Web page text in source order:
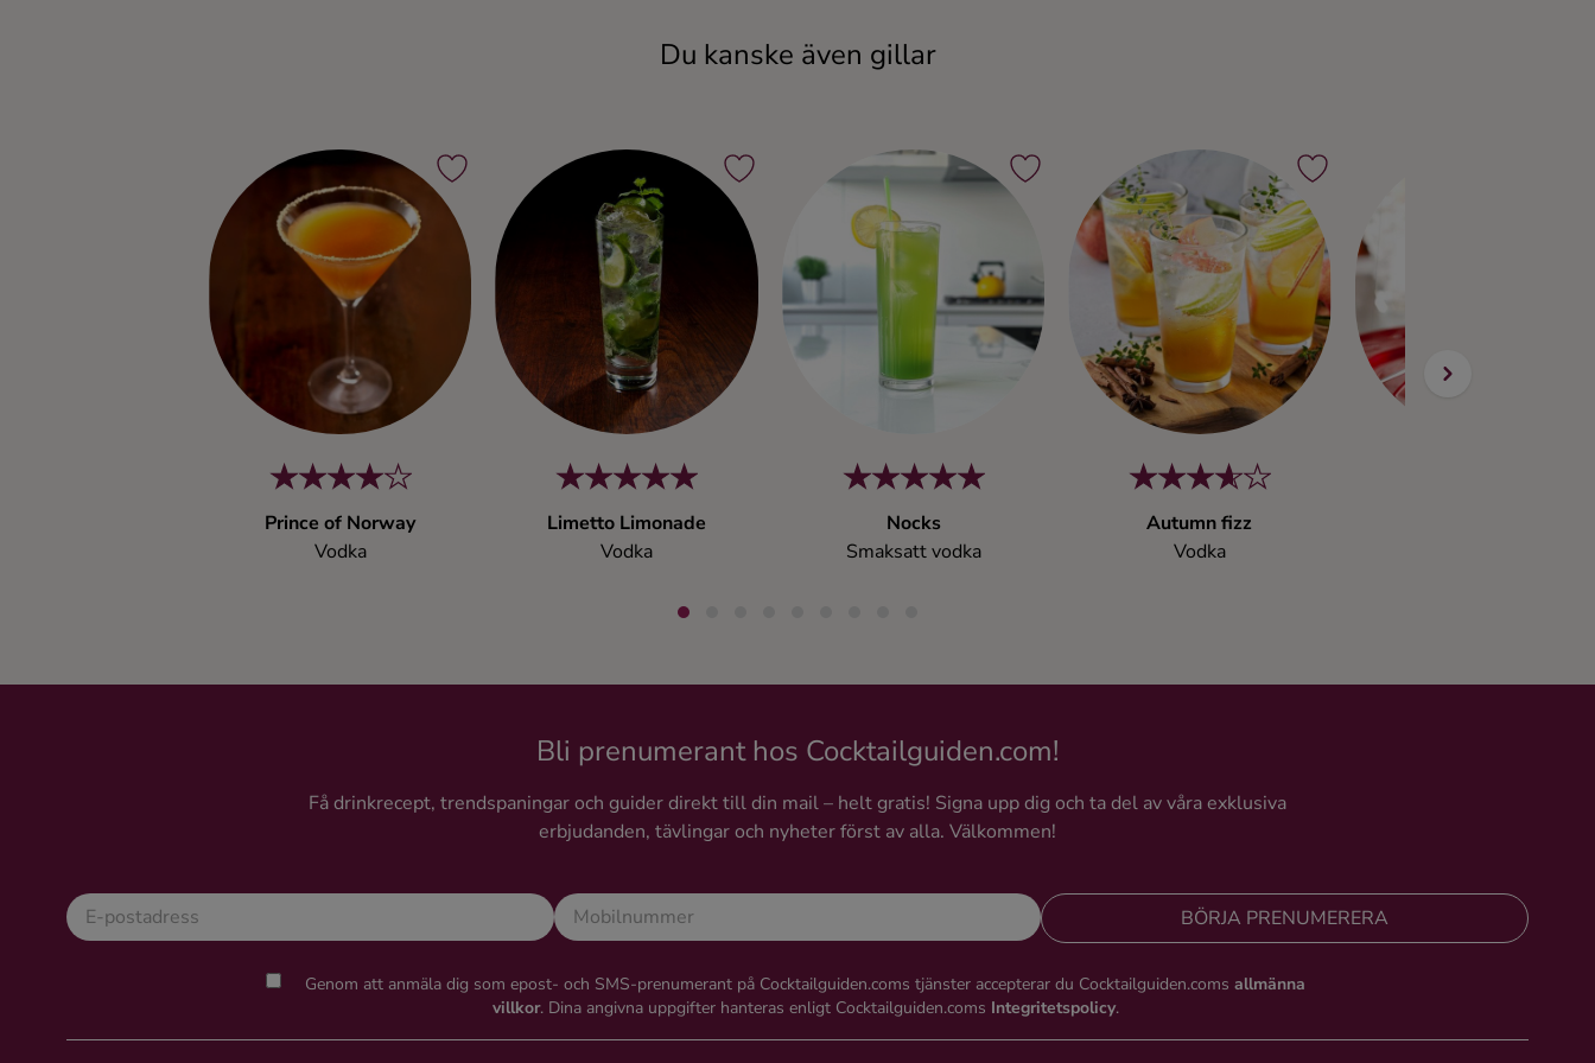
Du kanske även gillar
Prince of Norway
Vodka
Limetto Limonade
Vodka
Nocks
Smaksatt vodka
Autumn fizz
Vodka
Bli prenumerant hos Cocktailguiden.com!
Få drinkrecept, trendspaningar och guider direkt till din mail – helt gratis! Signa upp dig och ta del av våra exklusiva
erbjudanden, tävlingar och nyheter först av alla. Välkommen!
BÖRJA PRENUMERERA
Genom att anmäla dig som epost- och SMS-prenumerant på Cocktailguiden.coms tjänster accepterar du Cocktailguiden.coms allmänna
villkor. Dina angivna uppgifter hanteras enligt Cocktailguiden.coms Integritetspolicy.